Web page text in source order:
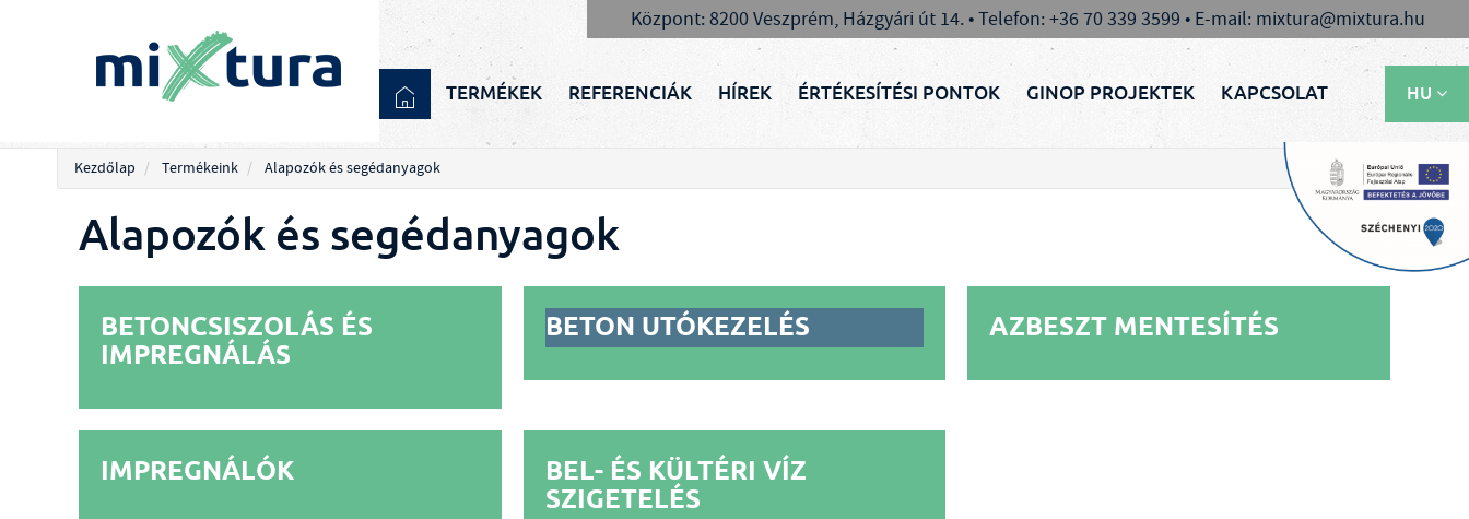
HU
RU
Központ: 8200 Veszprém, Házgyári út 14. • Telefon: +36 70 339 3599 • E-mail: mixtura@mixtura.hu
TERMÉKEK REFERENCIÁK HÍREK ÉRTÉKESÍTÉSI PONTOK GINOP PROJEKTEK KAPCSOLAT
Kezdőlap Termékeink Alapozók és segédanyagok
Alapozók és segédanyagok
BETONCSISZOLÁS ÉS
IMPREGNÁLÁS
BETON UTÓKEZELÉS AZBESZT MENTESÍTÉS
IMPREGNÁLÓK
BEL- ÉS KÜLTÉRI VÍZ
SZIGETELÉS